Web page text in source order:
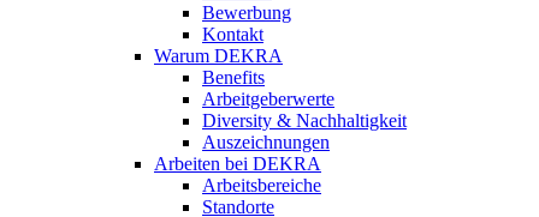
Bewerbung
Kontakt
Warum DEKRA
Benefits
Arbeitgeberwerte
Diversity & Nachhaltigkeit
Auszeichnungen
Arbeiten bei DEKRA
Arbeitsbereiche
Standorte